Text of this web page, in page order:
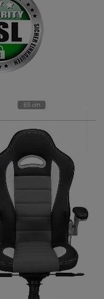
sitzt darin auch wirklich
gut! Die Sitzfläche, eine
elastisches Gewebe passt
sich der
Körperbewegung an.
Klare Kaufempfehlung!